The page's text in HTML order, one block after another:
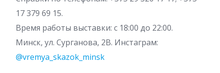
17 379 69 15.
Время работы выставки: с 18:00 до 22:00.
Минск, ул. Сурганова, 2В. Инстаграм:
@vremya_skazok_minsk